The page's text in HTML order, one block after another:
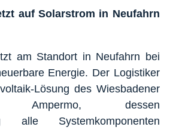
auf Solarstrom in Neufahrn
am Standort in Neufahrn bei
Energie. Der Logistiker
Lösung des Wiesbadener
Ampermo, dessen
alle Systemkomponenten